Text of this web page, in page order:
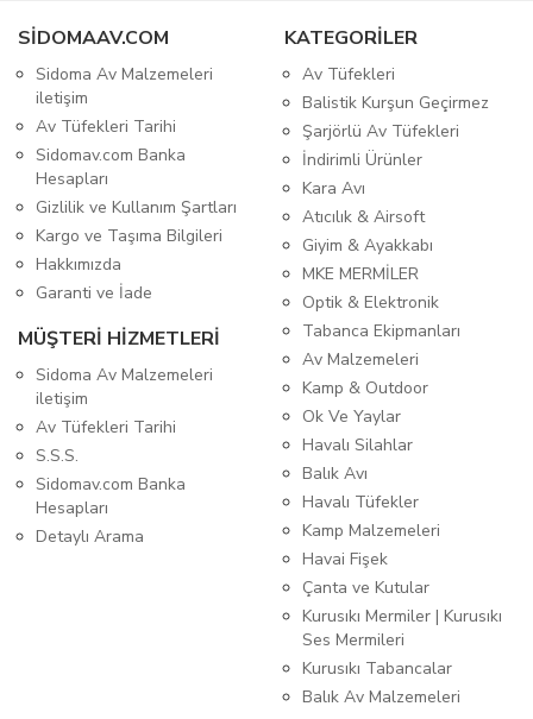
SIDOMAAV.COM
Sidoma Av Malzemeleri
iletişim
Av Tüfekleri Tarihi
Sidomav.com Banka
Hesapları
Gizlilik ve Kullanım Şartları
Kargo ve Taşıma Bilgileri
Hakkımızda
Garanti ve İade
MÜŞTERİ HİZMETLERİ
Sidoma Av Malzemeleri
iletişim
Av Tüfekleri Tarihi
S.S.S.
Sidomav.com Banka
Hesapları
Detaylı Arama
KATEGORİLER
Av Tüfekleri
Balistik Kurşun Geçirmez
Şarjörlü Av Tüfekleri
İndirimli Ürünler
Kara Avı
Atıcılık & Airsoft
Giyim & Ayakkabı
MKE MERMİLER
Optik & Elektronik
Tabanca Ekipmanları
Av Malzemeleri
Kamp & Outdoor
Ok Ve Yaylar
Havalı Silahlar
Balık Avı
Havalı Tüfekler
Kamp Malzemeleri
Havai Fişek
Çanta ve Kutular
Kurusıkı Mermiler | Kurusıkı
Ses Mermileri
Kurusıkı Tabancalar
Balık Av Malzemeleri